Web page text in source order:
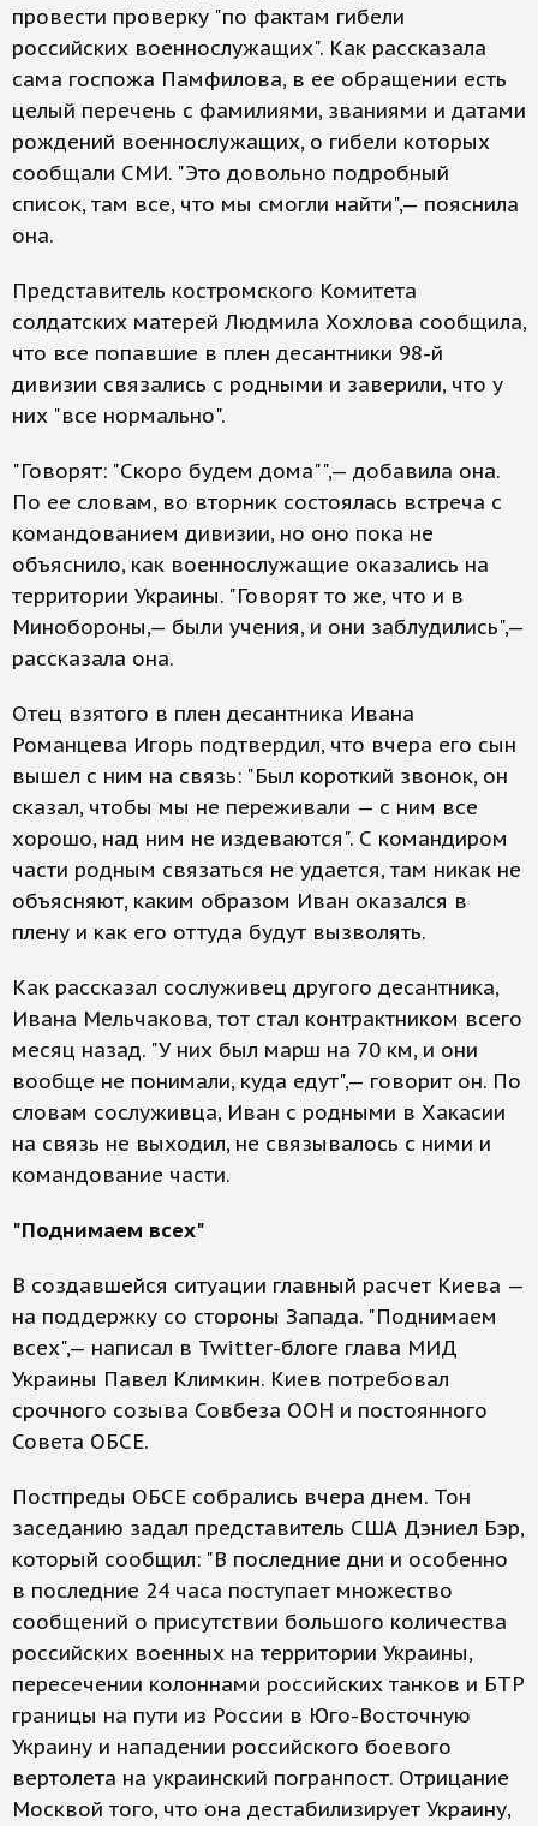
провести проверку "по фактам гибели
российских военнослужащих". Как рассказала
сама госпожа Памфилова, в ее обращении есть
целый перечень с фамилиями, званиями и датами
рождений военнослужащих, о гибели которых
сообщали СМИ. "Это довольно подробный
список, там все, что мы смогли найти",— пояснила
она.
Представитель костромского Комитета
солдатских матерей Людмила Хохлова сообщила,
что все попавшие в плен десантники 98-й
дивизии связались с родными и заверили, что у
них "все нормально".
"Говорят: "Скоро будем дома"",— добавила она.
По ее словам, во вторник состоялась встреча с
командованием дивизии, но оно пока не
объяснило, как военнослужащие оказались на
территории Украины. "Говорят то же, что и в
Минобороны,— были учения, и они заблудились",—
рассказала она.
Отец взятого в плен десантника Ивана
Романцева Игорь подтвердил, что вчера его сын
вышел с ним на связь: "Был короткий звонок, он
сказал, чтобы мы не переживали — с ним все
хорошо, над ним не издеваются". С командиром
части родным связаться не удается, там никак не
объясняют, каким образом Иван оказался в
плену и как его оттуда будут вызволять.
Как рассказал сослуживец другого десантника,
Ивана Мельчакова, тот стал контрактником всего
месяц назад. "У них был марш на 70 км, и они
вообще не понимали, куда едут",— говорит он. По
словам сослуживца, Иван с родными в Хакасии
на связь не выходил, не связывалось с ними и
командование части.
"Поднимаем всех"
В создавшейся ситуации главный расчет Киева —
на поддержку со стороны Запада. "Поднимаем
всех",— написал в Twitter-блоге глава МИД
Украины Павел Климкин. Киев потребовал
срочного созыва Совбеза ООН и постоянного
Совета ОБСЕ.
Постпреды ОБСЕ собрались вчера днем. Тон
заседанию задал представитель США Дэниел Бэр,
который сообщил: "В последние дни и особенно
в последние 24 часа поступает множество
сообщений о присутствии большого количества
российских военных на территории Украины,
пересечении колоннами российских танков и БТР
границы на пути из России в Юго-Восточную
Украину и нападении российского боевого
вертолета на украинский погранпост. Отрицание
Москвой того, что она дестабилизирует Украину,